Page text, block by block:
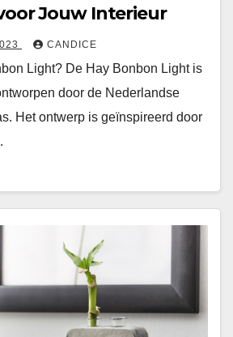
Jouw Interieur
CANDICE
Light? De Hay Bonbon Light is
door de Nederlandse
Het ontwerp is geïnspireerd door